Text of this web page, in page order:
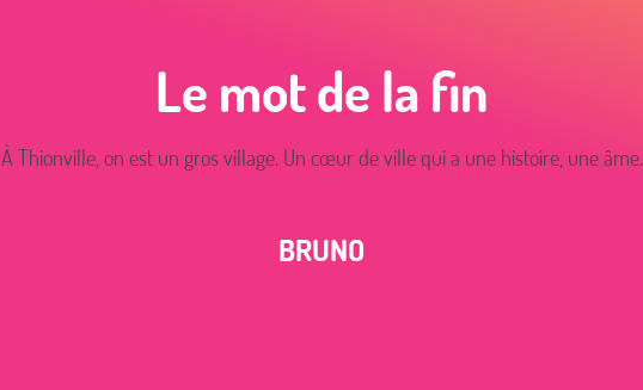
Le mot de la fin
À Thionville, on est un gros village. Un cœur de ville qui a une histoire, une âme.
BRUNO